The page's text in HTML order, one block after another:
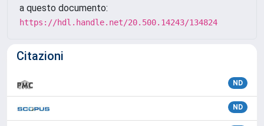
a questo documento:
https://hdl.handle.net/20.500.14243/134824
Citazioni
ND
ND